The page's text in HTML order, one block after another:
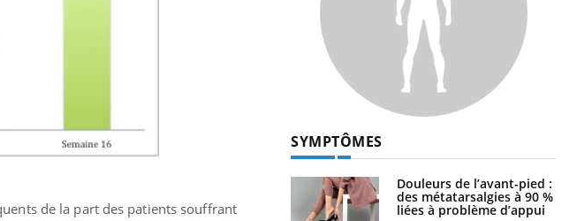
de la part des patients souffrant
SYMPTÔMES
Douleurs de l’avant-pied :
des métatarsalgies à 90 %
liées à problème d’appui